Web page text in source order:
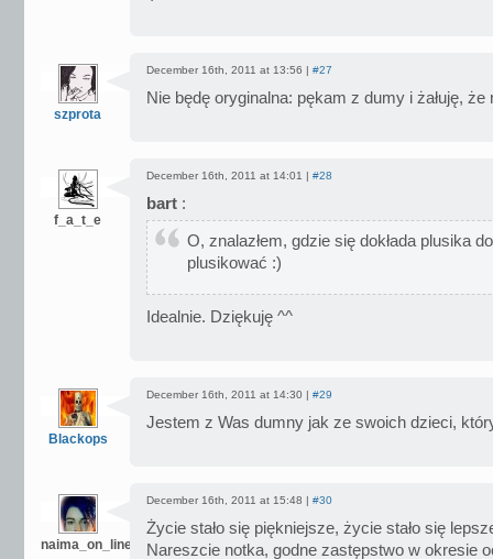
szprota
December 16th, 2011 at 13:56 | #27
Nie będę oryginalna: pękam z dumy i żałuję, że
f_a_t_e
December 16th, 2011 at 14:01 | #28
bart :
O, znalazłem, gdzie się dokłada plusika
plusikować :)
Idealnie. Dziękuję ^^
Blackops
December 16th, 2011 at 14:30 | #29
Jestem z Was dumny jak ze swoich dzieci,
naima_on_line
December 16th, 2011 at 15:48 | #30
Życie stało się piękniejsze, życie stało się
Nareszcie notka, godne zastępstwo w okresie